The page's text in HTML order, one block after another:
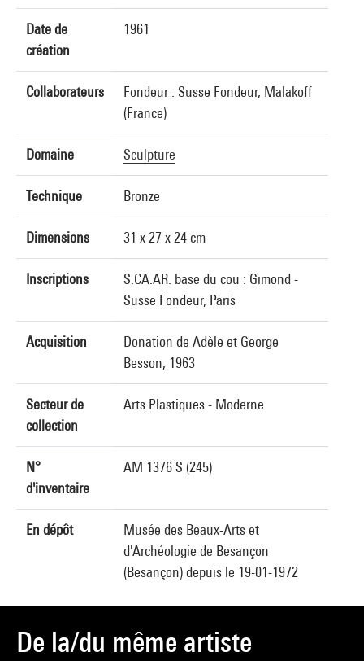
Date de
création
1961
Collaborateurs
Fondeur : Susse Fondeur, Malakoff
(France)
Domaine Sculpture
Technique Bronze
Dimensions 31 x 27 x 24 cm
Inscriptions
S.CA.AR. base du cou : Gimond -
Susse Fondeur, Paris
Acquisition
Donation de Adèle et George
Besson, 1963
Secteur de
collection
Arts Plastiques - Moderne
N°
d'inventaire
AM 1376 S (245)
En dépôt
Musée des Beaux-Arts et
d'Archéologie de Besançon
(Besançon) depuis le 19-01-1972
De la/du même artiste